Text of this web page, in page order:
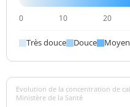
Ammonium (en NH4)
pH
Saveur (qualitatif)
0 10 20
Très douce Douce
Evolution de la concentration de
Ministère de la Santé